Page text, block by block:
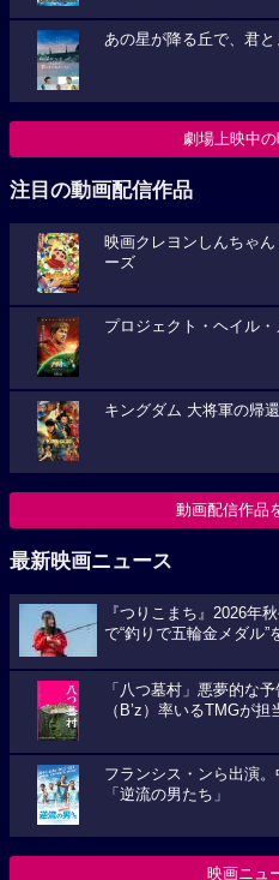
あの星が降る丘で、君と
劇場上映中
注目の動画配信作品
映画クレヨンしんちゃ
ーズ
プロジェクト・ヘイル・
キングダム 大将軍の帰還
動画配信作品
最新映画ニュース
『つりこまち』2026年
で“釣りで五輪金メダル”
「八つ墓村」悪夢的な
（B’z）率いるTMGが担
フランシス・ンら出演
「逆流の男たち」
映画ニュ